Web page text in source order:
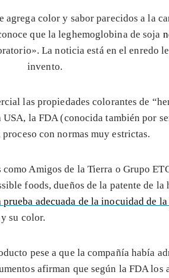
agrega color y sabor parecidos a la
que la leghemoglobina de soja
La noticia está en el enredo
invento.
las propiedades colorantes de
la FDA (conocida también por
proceso con normas muy estrictas.
Amigos de la Tierra o Grupo
foods, dueños de la patente de la
adecuada de la inocuidad de
su color.
pese a que la compañía había
afirman que según la FDA los